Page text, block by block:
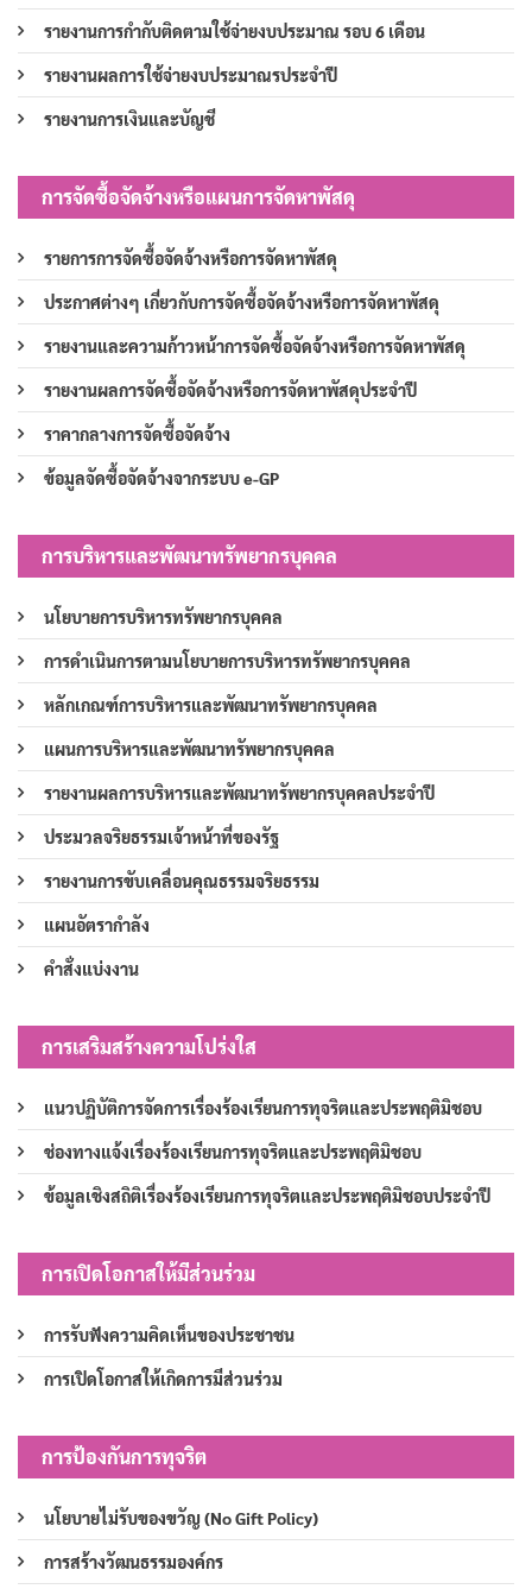
รายงานการกำกับติดตามใช้จ่ายงบประมาณ รอบ 6 เดือน
รายงานผลการใช้จ่ายงบประมาณรประจำปี
รายงานการเงินและบัญชี
การจัดซื้อจัดจ้างหรือแผนการจัดหาพัสดุ
รายการการจัดซื้อจัดจ้างหรือการจัดหาพัสดุ
ประกาศต่างๆ เกี่ยวกับการจัดซื้อจัดจ้างหรือการจัดหาพัสดุ
รายงานและความก้าวหน้าการจัดซื้อจัดจ้างหรือการจัดหาพัสดุ
รายงานผลการจัดซื้อจัดจ้างหรือการจัดหาพัสดุประจำปี
ราคากลางการจัดซื้อจัดจ้าง
ข้อมูลจัดซื้อจัดจ้างจากระบบ e-GP
การบริหารและพัฒนาทรัพยากรบุคคล
นโยบายการบริหารทรัพยากรบุคคล
การดำเนินการตามนโยบายการบริหารทรัพยากรบุคคล
หลักเกณฑ์การบริหารและพัฒนาทรัพยากรบุคคล
แผนการบริหารและพัฒนาทรัพยากรบุคคล
รายงานผลการบริหารและพัฒนาทรัพยากรบุคคลประจำปี
ประมวลจริยธรรมเจ้าหน้าที่ของรัฐ
รายงานการขับเคลื่อนคุณธรรมจริยธรรม
แผนอัตรากำลัง
คำสั่งแบ่งงาน
การเสริมสร้างความโปร่งใส
แนวปฏิบัติการจัดการเรื่องร้องเรียนการทุจริตและประพฤติมิชอบ
ช่องทางแจ้งเรื่องร้องเรียนการทุจริตและประพฤติมิชอบ
ข้อมูลเชิงสถิติเรื่องร้องเรียนการทุจริตและประพฤติมิชอบประจำปี
การเปิดโอกาสให้มีส่วนร่วม
การรับฟังความคิดเห็นของประชาชน
การเปิดโอกาสให้เกิดการมีส่วนร่วม
การป้องกันการทุจริต
นโยบายไม่รับของขวัญ (No Gift Policy)
การสร้างวัฒนธรรมองค์กร